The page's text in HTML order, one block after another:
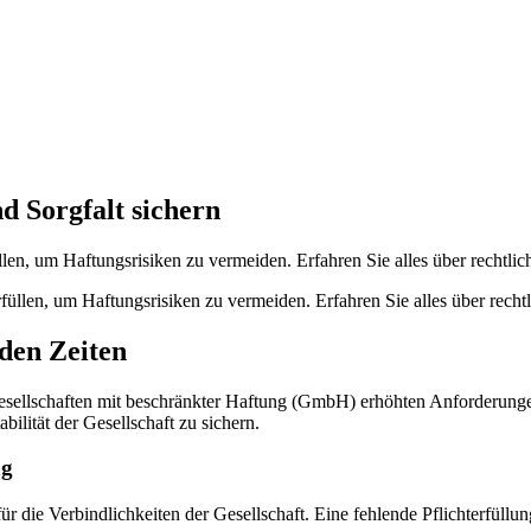
Sorgfalt sichern
um Haftungsrisiken zu vermeiden. Erfahren Sie alles über
Zeiten
mit beschränkter Haftung (GmbH) erhöhten
der Gesellschaft zu sichern.
die Verbindlichkeiten der Gesellschaft. Eine fehlende